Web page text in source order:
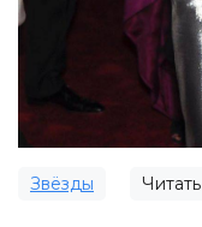
Звёзды Читать